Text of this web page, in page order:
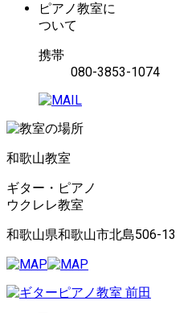
ピアノ教室に
ついて
携帯
080-3853-1074
和歌山教室
ギター・ピアノ
ウクレレ教室
和歌山県和歌山市北島506-13